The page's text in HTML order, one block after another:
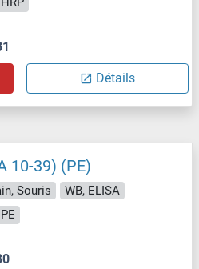
Détails
10-39) (PE)
Souris
WB, ELISA
PE